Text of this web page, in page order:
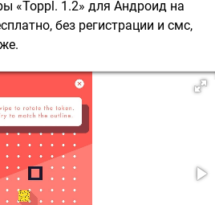
«Toppl. 1.2» для Андроид на
без регистрации и смс,